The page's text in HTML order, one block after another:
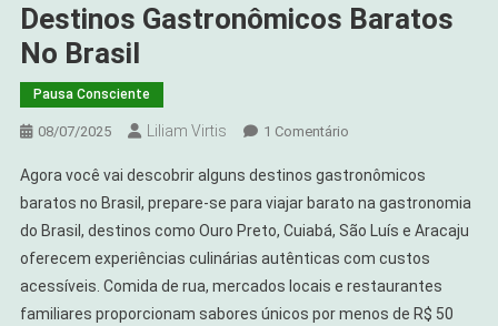
Destinos Gastronômicos Baratos
No Brasil
Pausa Consciente
08/07/2025 Liliam Virtis 1 ComentárioEm
Gastronômicos
Baratos
No
Brasil
Agora você vai descobrir alguns destinos gastronômicos
baratos no Brasil, prepare-se para viajar barato na gastronomia
do Brasil, destinos como Ouro Preto, Cuiabá, São Luís e Aracaju
oferecem experiências culinárias autênticas com custos
acessíveis. Comida de rua, mercados locais e restaurantes
familiares proporcionam sabores únicos por menos de R$ 50